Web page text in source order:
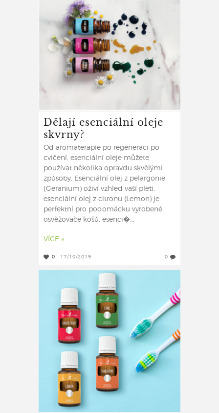
Dělají esenciální oleje
skvrny?
Od aromaterapie po regeneraci po
cvičení, esenciální oleje můžete
používat několika opravdu skvělými
způsoby. Esenciální olej z pelargonie
(Geranium) oživí vzhled vaší pleti,
esenciální olej z citronu (Lemon) je
perfektní pro podomácku vyrobené
osvěžovače košů, esenci�...
VÍCE »
0 17/10/2019 0